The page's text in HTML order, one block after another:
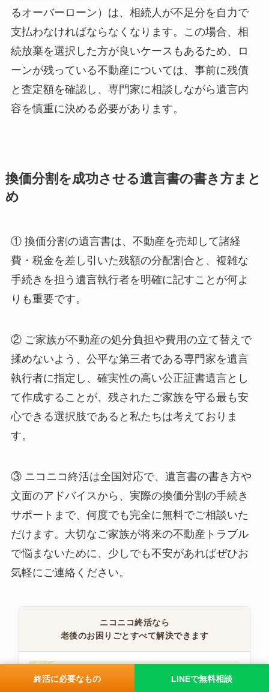
終活に必要なもの LINEで無料相談
るオーバーローン）は、相続人が不足分を自力で
支払わなければならなくなります。この場合、相
続放棄を選択した方が良いケースもあるため、ロ
ーンが残っている不動産については、事前に残債
と査定額を確認し、専門家に相談しながら遺言内
容を慎重に決める必要があります。
換価分割を成功させる遺言書の書き方まと
め
① 換価分割の遺言書は、不動産を売却して諸経
費・税金を差し引いた残額の分配割合と、複雑な
手続きを担う遺言執行者を明確に記すことが何よ
りも重要です。
② ご家族が不動産の処分負担や費用の立て替えで
揉めないよう、公平な第三者である専門家を遺言
執行者に指定し、確実性の高い公正証書遺言とし
て作成することが、残されたご家族を守る最も安
心できる選択肢であると私たちは考えておりま
す。
③ ニコニコ終活は全国対応で、遺言書の書き方や
文面のアドバイスから、実際の換価分割の手続き
サポートまで、何度でも完全に無料でご相談いた
だけます。大切なご家族が将来の不動産トラブル
で悩まないために、少しでも不安があればぜひお
気軽にご連絡ください。
ニコニコ終活なら
老後のお困りごとすべて解決できます